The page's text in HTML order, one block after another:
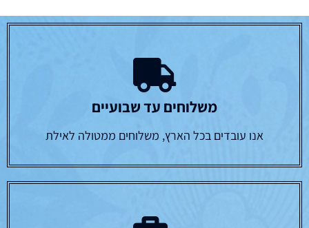
משלוחים עד שבועיים
אנו עובדים בכל הארץ, משלוחים ממטולה לאילת